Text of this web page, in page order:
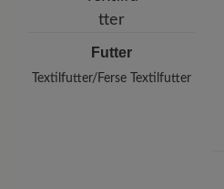
Futter
Textilfutter/Ferse Textilfutter